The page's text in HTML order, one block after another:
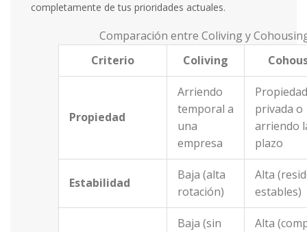
completamente de tus prioridades actuales.
Comparación entre Coliving y
Criterio
Coliving
Propiedad
Arriendo
temporal a
una
empresa
Propiedad
privada o
arriendo
plazo
Estabilidad
Baja (alta
rotación)
Alta
estables)
Baja (sin
Alta